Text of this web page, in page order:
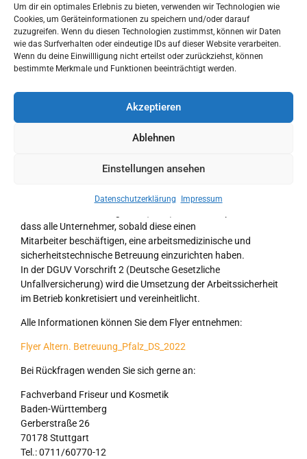
Um dir ein optimales Erlebnis zu bieten, verwenden wir Technologien wie
Cookies, um Geräteinformationen zu speichern und/oder darauf
zuzugreifen. Wenn du diesen Technologien zustimmst, können wir Daten
wie das Surfverhalten oder eindeutige IDs auf dieser Website verarbeiten.
Wenn du deine Einwillligung nicht erteilst oder zurückziehst, können
bestimmte Merkmale und Funktionen beeinträchtigt werden.
Akzeptieren
Ablehnen
Einstellungen ansehen
Datenschutzerklärung Impressum
Benötige ich eine arbeitsmedizinische und
dass alle Unternehmer, sobald diese einen
Mitarbeiter beschäftigen, eine arbeitsmedizinische und
sicherheitstechnische Betreuung einzurichten haben.
In der DGUV Vorschrift 2 (Deutsche Gesetzliche
Unfallversicherung) wird die Umsetzung der Arbeitssicherheit
im Betrieb konkretisiert und vereinheitlicht.
Alle Informationen können Sie dem Flyer entnehmen:
Flyer Altern. Betreuung_Pfalz_DS_2022
Bei Rückfragen wenden Sie sich gerne an:
Fachverband Friseur und Kosmetik
Baden-Württemberg
Gerberstraße 26
70178 Stuttgart
Tel.: 0711/60770-12